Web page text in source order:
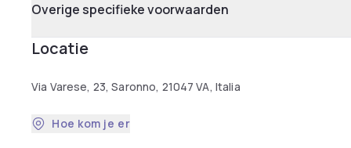
Overige specifieke voorwaarden
Locatie
Via Varese, 23, Saronno, 21047 VA, Italia
Hoe kom je er